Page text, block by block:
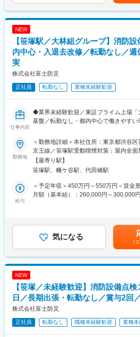
ルビーイングを推進しており、従業員
<借り上げ社宅について>
対象となります。※詳細はご面接にて
変更の範囲：会社の定める業務
利益を確りと社員へ還元する経営方針の
支給を行っております。
する物件への対応力は
取扱販売店の中でも抜きんでているとい
<業務内容>
弊社と取引のあるオフィスビルや商業
応、スポット工事の見積、提案、受注
務をお任せします。見積作成など事務作
タントの方のサポートがあります。
※担当企業数は、企業規模にもよります
す。
<入社後の流れ>
基本的には担当課長や営業担当者による
＼健康経営優良法人・2024年くるみん
年間休日121日・残業は20時間～30時間
<借り上げ社宅について>
現住所から通勤が困難であると判断され
対象となります。※詳細はご面接にて
変更の範囲：会社の定める業務
可能性があります。月給(月額)は固定手
NEW
【笹塚駅／大林組グループ】消防
内中心・入退去改修／転勤なし／
実
株式会社富士防災
正社員 転勤なし 業種未経験歓迎
仕事内容
◆業界未経験歓迎／東証プライム上場「
基盤／転勤なし・都内中心で働きやす
＼安定した職場で消防設備の施工管理
・大林組グループで経営基盤が安定して
の職場です。
・住宅手当は最大4万円。平均残業は月
11日です。
・都内中心の案件のみ。転勤や長期出
・培った技術を現場管理に集中して活か
り。福利厚生も充実。
スプリンクラー設備、自動火災報知器
ー、避難はしご、消火器などになります
建物を火災から守る、なくてはならない
※実作業は簡易作業を除き協力業者が行
管理をお任せします。
■主な業務内容：
・消防設備の施工管理（協力業者の管理
勤務地
＜勤務地詳細＞本社住所：東京都渋谷区
京王線／笹塚駅受動喫煙対策：屋内全
【最寄り駅】
笹塚駅、幡ケ谷駅、代田橋駅
給与
＜予定年収＞450万円～550万円＜賃金
月額（基本給）：260,000円～300,000
賞与：年2回（７月、12月）賃金はあく
り、選考を通じて上下する可能性があり
気になる
（
NEW
【笹塚／未経験歓迎】消防設備点
日／長期出張・転勤なし／賞与2回
株式会社富士防災
正社員 転勤なし 職種未経験歓迎 業種未